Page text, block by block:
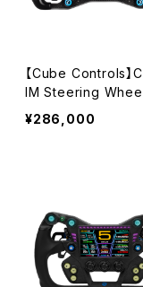
【Cube Controls】
IM Steering
ddle / Q-conn磁気
ーブル
¥286,000